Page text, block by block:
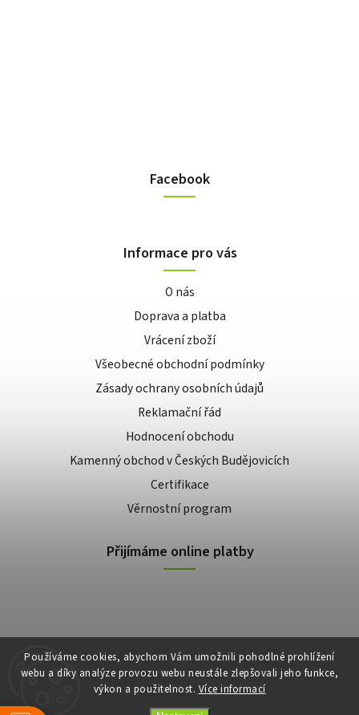
Používáme cookies, abychom Vám umožnili pohodlné prohlížení
webu a díky analýze provozu webu neustále zlepšovali jeho funkce,
výkon a použitelnost. Více informací
Facebook
Informace pro vás
O nás
Doprava a platba
Vrácení zboží
Všeobecné obchodní podmínky
Zásady ochrany osobních údajů
Reklamační řád
Hodnocení obchodu
Kamenný obchod v Českých Budějovicích
Certifikace
Věrnostní program
Přijímáme online platby
Copyright 2026E-shop Slunečnice. Všechna práva vyhrazena.
VytvořilShoptet| Design